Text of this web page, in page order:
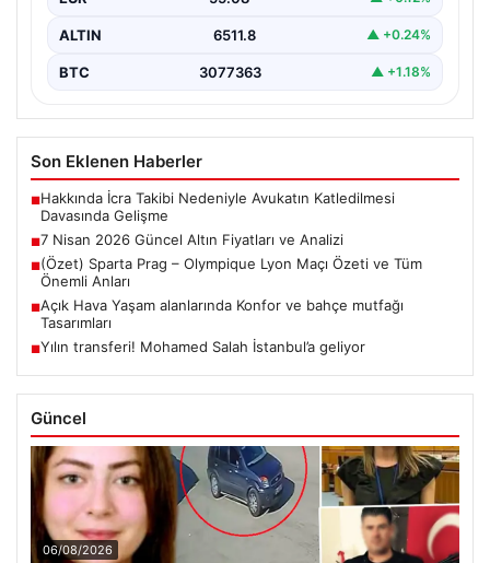
ALTIN 6511.8 ▲ +0.24%
BTC 3077363 ▲ +1.18%
Son Eklenen Haberler
■Hakkında İcra Takibi Nedeniyle Avukatın Katledilmesi
Davasında Gelişme
■7 Nisan 2026 Güncel Altın Fiyatları ve Analizi
■(Özet) Sparta Prag – Olympique Lyon Maçı Özeti ve Tüm
Önemli Anları
■Açık Hava Yaşam alanlarında Konfor ve bahçe mutfağı
Tasarımları
■Yılın transferi! Mohamed Salah İstanbul’a geliyor
Güncel
06/08/2026